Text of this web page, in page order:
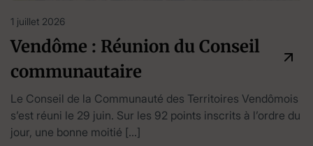
1 juillet 2026
Vendôme : Réunion du Conseil
communautaire
Le Conseil de la Communauté des Territoires Vendômois
s’est réuni le 29 juin. Sur les 92 points inscrits à l’ordre du
jour, une bonne moitié […]